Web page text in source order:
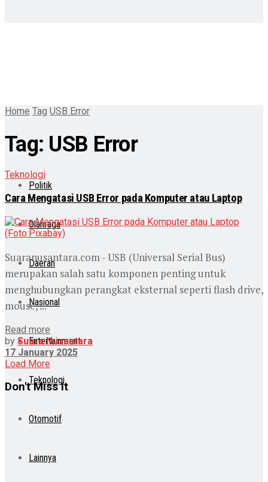
Politik
Olahraga
Daerah
Nasional
Entertainment
Teknologi
Otomotif
Lainnya
Home Tag USB Error
Tag: USB Error
Teknologi
Cara Mengatasi USB Error pada Komputer atau Laptop
Suaranusantara.com - USB (Universal Serial Bus)
merupakan salah satu komponen penting untuk
menghubungkan perangkat eksternal seperti flash drive,
mouse, ...
Read more
by Suara Nusantara
17 January 2025
Load More
Don't Miss It